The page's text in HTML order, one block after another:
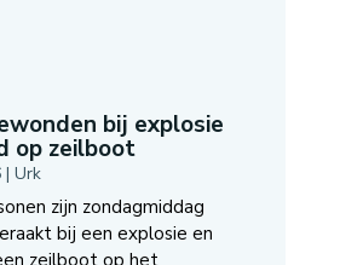
bij explosie
op zeilboot
| Urk
zijn zondagmiddag
bij een explosie en
zeilboot op het